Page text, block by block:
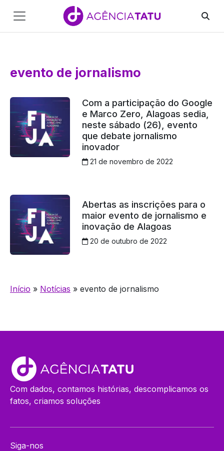
Main
Navigation
evento de jornalismo
Com a participação do Google
e Marco Zero, Alagoas sedia,
neste sábado (26), evento
que debate jornalismo
inovador
21 de novembro de 2022
Abertas as inscrições para o
maior evento de jornalismo e
inovação de Alagoas
20 de outubro de 2022
Início » Notícias » evento de jornalismo
Com dados, contamos histórias, descomplicamos os
fatos, criamos soluções
Siga-nos